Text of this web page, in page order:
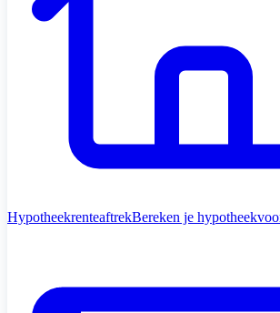
HypotheekrenteaftrekBereken je